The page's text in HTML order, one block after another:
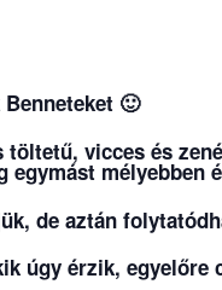
🙂
vicces és
egymást mélyebben
de aztán
úgy érzik, egyelőre